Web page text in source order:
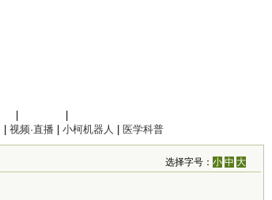
视频·直播 小柯机器人 医学科普
选择字号：小 中 大